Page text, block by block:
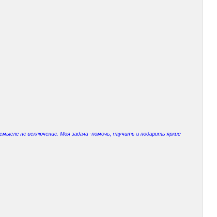
не исключение. Моя задача -помочь, научить и подарить яркие